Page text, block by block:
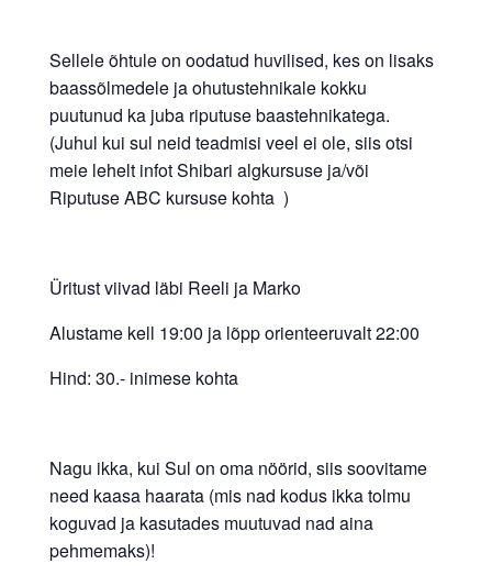
Sellele õhtule on oodatud huvilised, kes on lisaks
baassõlmedele ja ohutustehnikale kokku
puutunud ka juba riputuse baastehnikatega.
(Juhul kui sul neid teadmisi veel ei ole, siis otsi
meie lehelt infot Shibari algkursuse ja/või
Riputuse ABC kursuse kohta )
Üritust viivad läbi Reeli ja Marko
Alustame kell 19:00 ja lõpp orienteeruvalt 22:00
Hind: 30.- inimese kohta
Nagu ikka, kui Sul on oma nöörid, siis soovitame
need kaasa haarata (mis nad kodus ikka tolmu
koguvad ja kasutades muutuvad nad aina
pehmemaks)!